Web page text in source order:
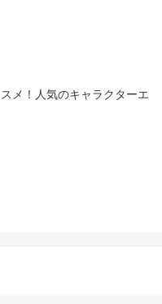
メ！人気のキャラクターエ